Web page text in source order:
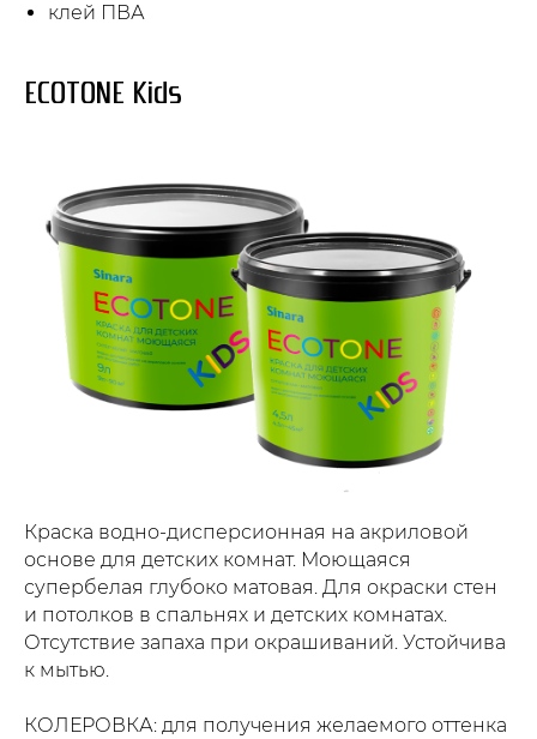
клей ПВА
ECOTONE Kids
Краска водно-дисперсионная на акриловой
основе для детских комнат. Моющаяся
супербелая глубоко матовая. Для окраски стен
и потолков в спальнях и детских комнатах.
Отсутствие запаха при окрашиваний. Устойчива
к мытью.
КОЛЕРОВКА: для получения желаемого оттенка